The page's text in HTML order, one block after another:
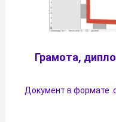
Грамота,
Документ в формате